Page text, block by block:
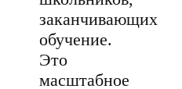
заканчивающих
обучение.
Это
масштабное